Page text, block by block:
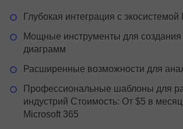
Глубокая интеграция с экосистемой
Мощные инструменты для
диаграмм
Расширенные возможности для
Профессиональные шаблоны для
индустрий Стоимость: От $5 в
Microsoft 365